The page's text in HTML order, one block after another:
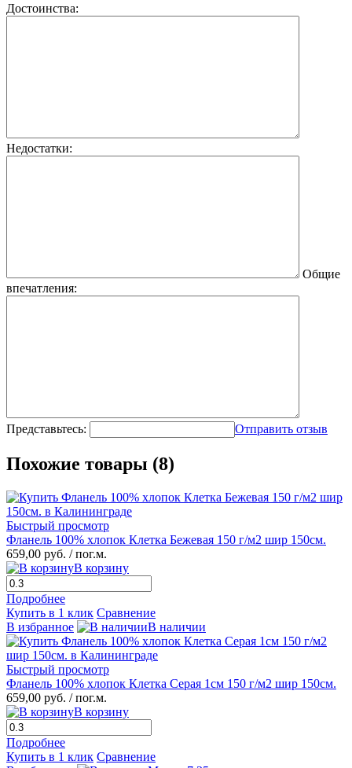
Достоинства:
Недостатки:
Общие
впечатления:
Представьтесь: Отправить отзыв
Похожие товары (8)
Быстрый просмотр
Фланель 100% хлопок Клетка Бежевая 150 г/м2 шир 150см.
659,00 руб. / пог.м.
В корзину
Подробнее
Купить в 1 клик Сравнение
В избранное
В наличии
Быстрый просмотр
Фланель 100% хлопок Клетка Серая 1см 150 г/м2 шир 150см.
659,00 руб. / пог.м.
В корзину
Подробнее
Купить в 1 клик Сравнение